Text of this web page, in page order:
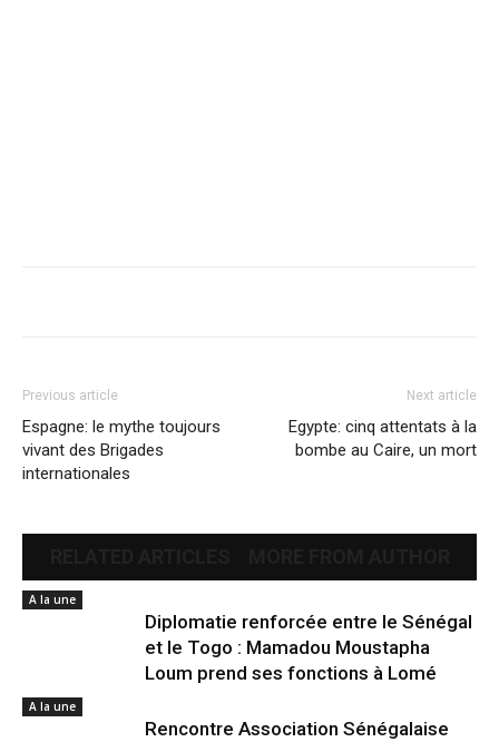
Previous article
Espagne: le mythe toujours
vivant des Brigades
internationales
Next article
Egypte: cinq attentats à la
bombe au Caire, un mort
A la une
Diplomatie renforcée entre le Sénégal
et le Togo : Mamadou Moustapha
Loum prend ses fonctions à Lomé
A la une
Rencontre Association Sénégalaise